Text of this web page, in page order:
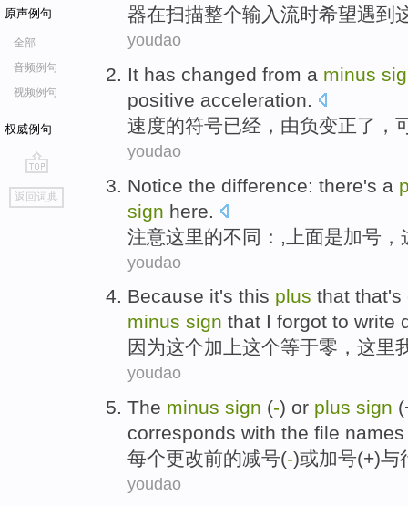
原声例句
全部
音频例句
视频例句
权威例句
go
top
返回词典
器在扫描整个输入流时希望遇到
youdao
It has changed from a minus
positive acceleration.
速度的符号已经 ， 由负变正了，
youdao
Notice the difference: there's a
sign here.
注意这里的不同 ：,上面是加号 ，
youdao
Because it's this plus that that's
minus sign that I forgot to write
因为这个加上这个等于零 ， 这里
youdao
The minus sign (-) or plus sign
corresponds with the file names
每个更改前的减号(-)或加号(+)与
youdao